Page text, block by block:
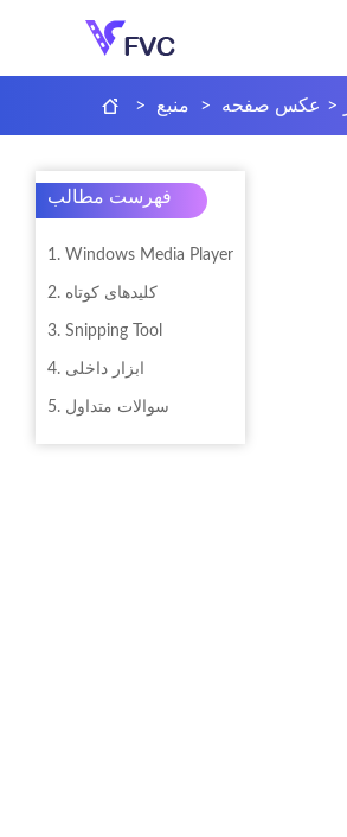
> منبع > عکس صفحه >
فهرست مطالب
1. Windows Media Player
2. کلیدهای کوتاه
3. Snipping Tool
4. ابزار داخلی
5. سوالات متداول